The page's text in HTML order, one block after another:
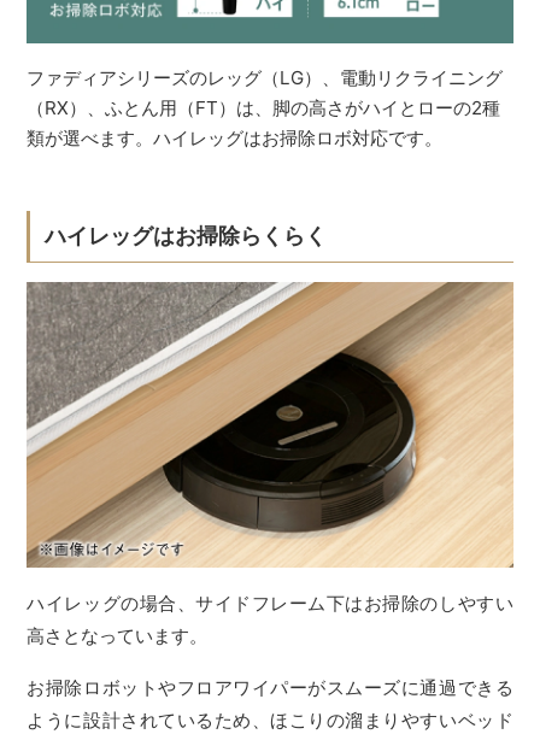
ファディアシリーズのレッグ（LG）、電動リクライニング
（RX）、ふとん用（FT）は、脚の高さがハイとローの2種
類が選べます。ハイレッグはお掃除ロボ対応です。
ハイレッグはお掃除らくらく
ハイレッグの場合、サイドフレーム下はお掃除のしやすい
高さとなっています。
お掃除ロボットやフロアワイパーがスムーズに通過できる
ように設計されているため、ほこりの溜まりやすいベッド